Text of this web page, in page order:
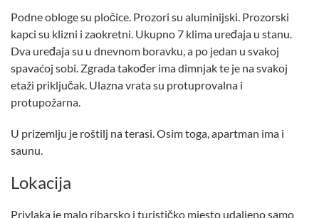
Podne obloge su pločice. Prozori su aluminijski. Prozorski
kapci su klizni i zaokretni. Ukupno 7 klima uređaja u stanu.
Dva uređaja su u dnevnom boravku, a po jedan u svakoj
spavaćoj sobi. Zgrada također ima dimnjak te je na svakoj
etaži priključak. Ulazna vrata su protuprovalna i
protupožarna.
U prizemlju je roštilj na terasi. Osim toga, apartman ima i
saunu.
Lokacija
Privlaka je malo ribarsko i turističko mjesto udaljeno samo